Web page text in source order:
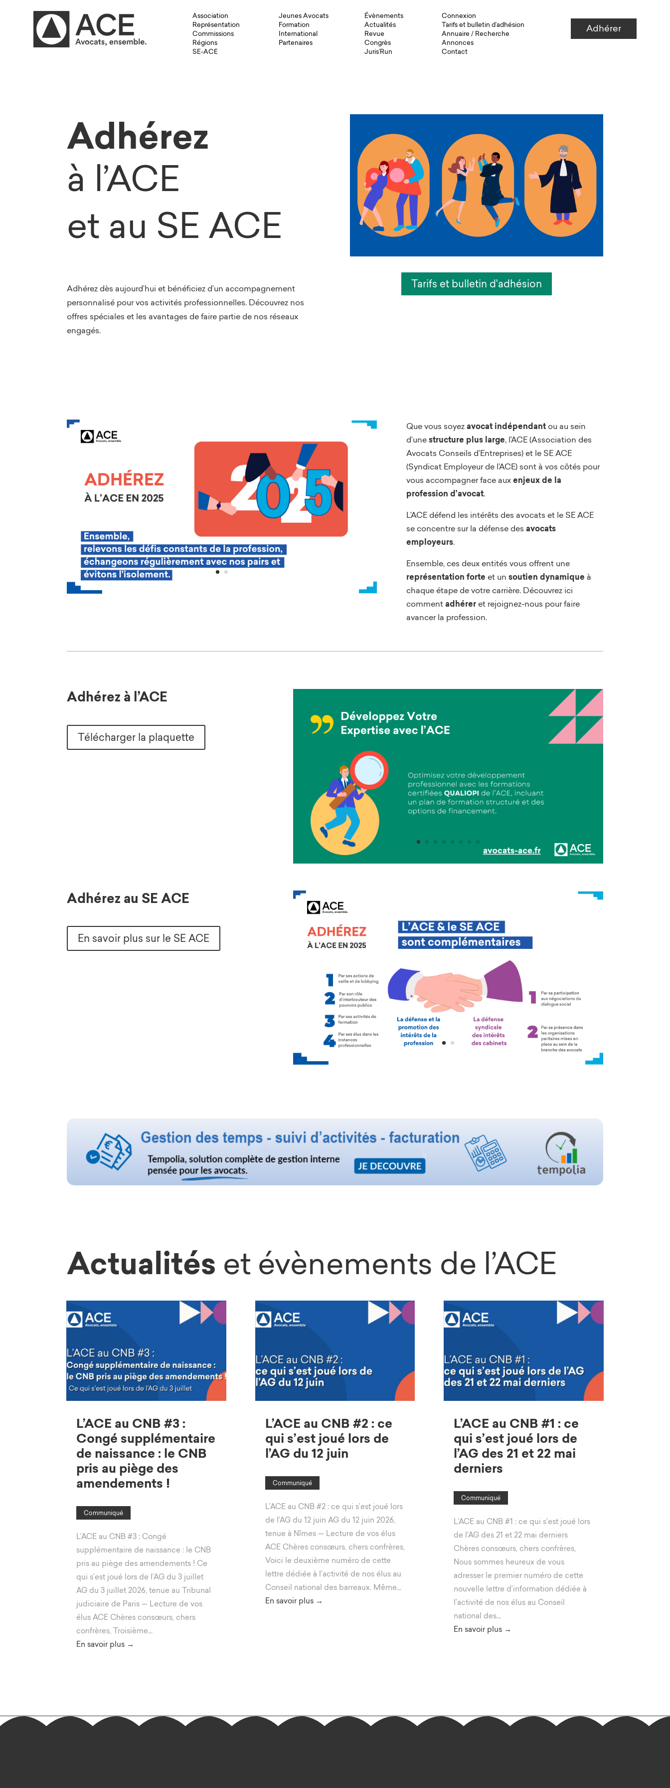
Association
Représentation
Commissions
Régions
SE-ACE
Jeunes Avocats
Formation
International
Partenaires
Évènements
Actualités
Revue
Congrès
Juris’Run
Connexion
Tarifs et bulletin d’adhésion
Annuaire / Recherche
Annonces
Contact
Adhérer
Adhérez
à l’ACE
et au SE ACE
Adhérez dès aujourd’hui et bénéficiez d’un accompagnement
personnalisé pour vos activités professionnelles. Découvrez nos
offres spéciales et les avantages de faire partie de nos réseaux
engagés.
Tarifs et bulletin d'adhésion
Que vous soyezavocat indépendantou au sein
d’unestructure plus large, l’ACE (Association des
Avocats Conseils d’Entreprises) et le SE ACE
(Syndicat Employeur de l’ACE) sont à vos côtés pour
vous accompagner face auxenjeux de la
profession d’avocat.
L’ACE défend les intérêts des avocats et le SE ACE
se concentre sur la défense des avocats
employeurs.
Ensemble, ces deux entités vous offrent une
représentation forte et un soutien dynamique à
chaque étape de votre carrière. Découvrez ici
commentadhéreret rejoignez-nous pour faire
avancer la profession.
Adhérez à l’ACE
Télécharger la plaquette
Adhérez au SE ACE
En savoir plus sur le SE ACE
Actualités et évènements de l’ACE
L’ACE au CNB #3 :
Congé supplémentaire
de naissance : le CNB
pris au piège des
amendements !
Communiqué
L’ACE au CNB #3 : Congé
supplémentaire de naissance : le CNB
pris au piège des amendements ! Ce
qui s’est joué lors de l’AG du 3 juillet
AG du 3 juillet 2026, tenue au Tribunal
judiciaire de Paris — Lecture de vos
élus ACE Chères consœurs, chers
confrères, Troisième...
En savoir plus →
L’ACE au CNB #2 : ce
qui s’est joué lors de
l’AG du 12 juin
Communiqué
L’ACE au CNB #2 : ce qui s’est joué lors
de l’AG du 12 juin AG du 12 juin 2026,
tenue à Nîmes — Lecture de vos élus
ACE Chères consœurs, chers confrères,
Voici le deuxième numéro de cette
lettre dédiée à l’activité de nos élus au
Conseil national des barreaux. Même...
En savoir plus →
L’ACE au CNB #1 : ce
qui s’est joué lors de
l’AG des 21 et 22 mai
derniers
Communiqué
L’ACE au CNB #1 : ce qui s’est joué lors
de l’AG des 21 et 22 mai derniers
Chères consœurs, chers confrères,
Nous sommes heureux de vous
adresser le premier numéro de cette
nouvelle lettre d’information dédiée à
l’activité de nos élus au Conseil
national des...
En savoir plus →